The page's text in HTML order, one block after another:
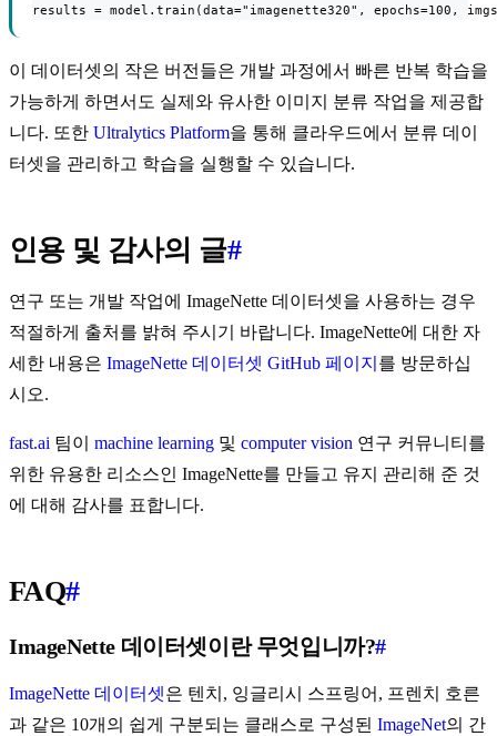
results = model.train(data="imagenette320", epochs=100,
이 데이터셋의 작은 버전들은 개발 과정에서 빠른 반복 학습을
가능하게 하면서도 실제와 유사한 이미지 분류 작업을 제공합
니다. 또한 Ultralytics Platform을 통해 클라우드에서 분류 데이
터셋을 관리하고 학습을 실행할 수 있습니다.
인용 및 감사의 글#
연구 또는 개발 작업에 ImageNette 데이터셋을 사용하는 경우
적절하게 출처를 밝혀 주시기 바랍니다. ImageNette에 대한 자
세한 내용은 ImageNette 데이터셋 GitHub 페이지 를 방문하십
시오.
fast.ai 팀이 machine learning 및 computer vision 연구 커뮤니티를
위한 유용한 리소스인 ImageNette를 만들고 유지 관리해 준 것
에 대해 감사를 표합니다.
FAQ#
ImageNette 데이터셋이란 무엇입니까?#
ImageNette 데이터셋은 텐치, 잉글리시 스프링어, 프렌치 호른
과 같은 10개의 쉽게 구분되는 클래스로 구성된 ImageNet의 간